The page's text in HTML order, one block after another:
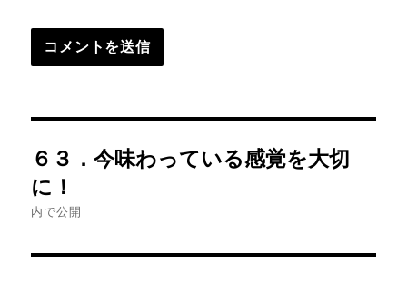
稿
ナ
ビ
６３．今味わっている感覚を大切
に！
内で公開